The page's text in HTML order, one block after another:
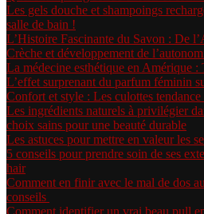
Les gels douche et shampoings
salle de bain !
L’Histoire Fascinante du Savon : De
Crèche et développement de
La médecine esthétique en Amérique :
L’effet surprenant du parfum féminin
Confort et style : Les culottes
Les ingrédients naturels à privilégier
choix sains pour une beauté durable
Les astuces pour mettre en valeur les
5 conseils pour prendre soin de ses
hair
Comment en finir avec le mal de dos
conseils
Comment identifier un vrai beau pull